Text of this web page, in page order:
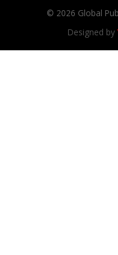
© 2026 Global
Designed by